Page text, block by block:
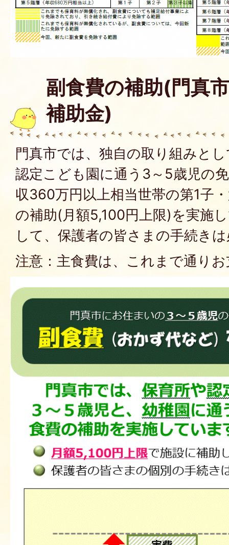
副食費の補助(門真
補助金)
門真市では、独自の取り組みと
認定こども園に通う3～5歳児の
収360万円以上相当世帯の第1子
の補助(月額5,100円上限)を実施
して、保護者の皆さまの手続き
注意：主食費は、これまで通り